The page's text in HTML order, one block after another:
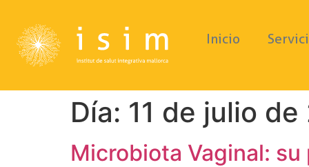
Inicio
Día: 11 de julio
Microbiota Vaginal: